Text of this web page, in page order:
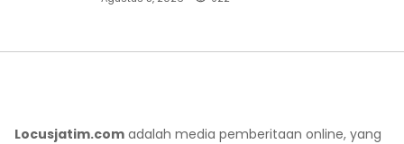
Locusjatim.com adalah media pemberitaan online, yang